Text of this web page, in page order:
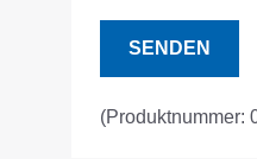
SENDEN
(Produktnummer: